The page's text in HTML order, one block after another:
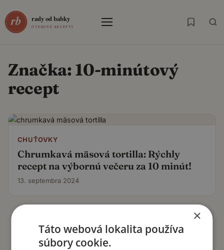
Menu
Značka: 10-minútový
recept
CHUŤOVKY
Chrumkavá mäsová tortilla: Rýchly
recept na výbornú večeru za 10 minút!
13. septembra 2024
×
Táto webová lokalita používa
súbory cookie.